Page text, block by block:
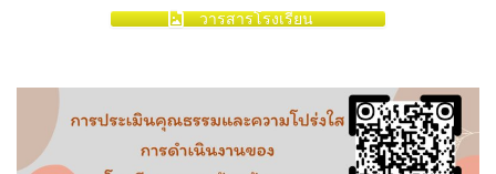
วารสารโรงเรียน